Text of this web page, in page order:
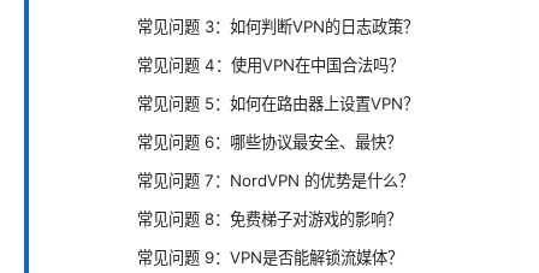
常见问题 3：如何判断VPN的日志政策？
常见问题 4：使用VPN在中国合法吗？
常见问题 5：如何在路由器上设置VPN？
常见问题 6：哪些协议最安全、最快？
常见问题 7：NordVPN 的优势是什么？
常见问题 8：免费梯子对游戏的影响？
常见问题 9：VPN是否能解锁流媒体？